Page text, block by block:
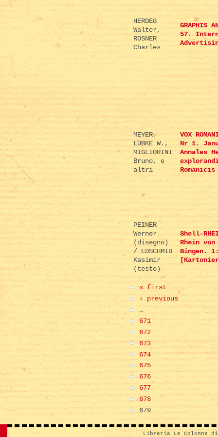
HERDEG
Walter,
ROSNER
Charles
GRAPHIS
57.
MEYER-
LÜBKE W.,
MIGLIORINI
Bruno, e
altri
VOX
Nr 1.
Annales
PEINER
Werner
(disegno)
/ EDSCHMID
Kasimir
(testo)
Shell-
Rhein
Bingen.
« first
‹ previous
…
671
672
673
674
675
676
677
678
679
Libreria Le Colonne